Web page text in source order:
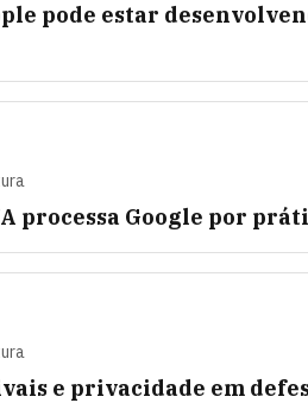
pode estar
processa Google por
e privacidade em